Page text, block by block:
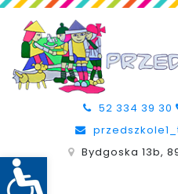
52 334 39 30
Bydgoska 13b,